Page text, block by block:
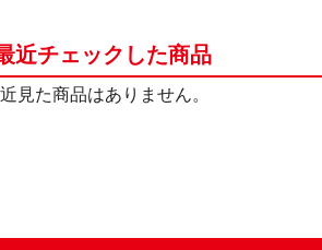
近チェックした商品
見た商品はありません。